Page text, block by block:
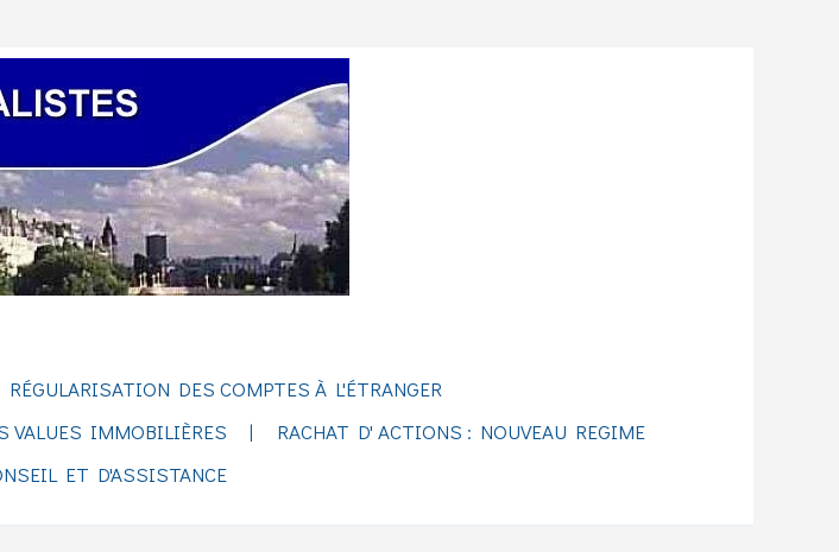
RÉGULARISATION DES COMPTES À L'ÉTRANGER
VALUES IMMOBILIÈRES
RACHAT D' ACTIONS : NOUVEAU REGIME
ET D'ASSISTANCE